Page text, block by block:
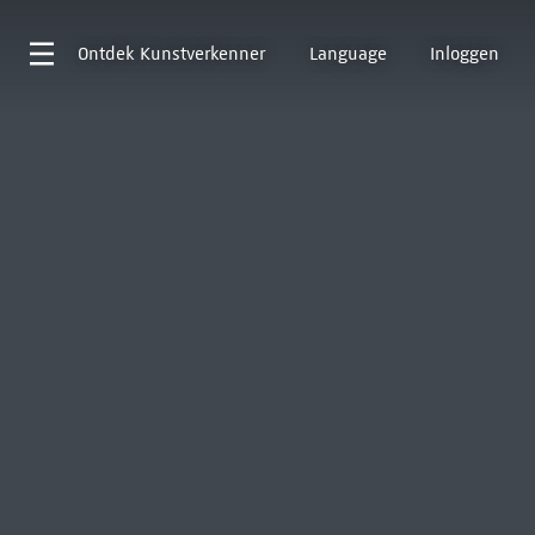
Ontdek Kunstverkenner Language Inloggen